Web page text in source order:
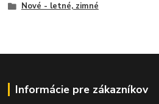
Nové - letné, zimné
Informácie pre zákazníkov